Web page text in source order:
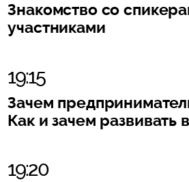
Знакомство со
участниками
19:15
Зачем
Как и зачем развивать
19:20